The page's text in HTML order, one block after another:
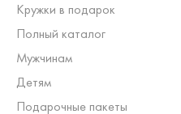
Кружки в подарок
Полный каталог
Мужчинам
Детям
Подарочные пакеты